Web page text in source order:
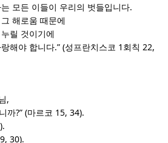
모든 이들이 우리의 벗들입니다.
해로움 때문에
릴 것이기에
해야 합니다.” (성프란치스코 1 회칙 22,
,
까?” (마르코 15, 34).
30).